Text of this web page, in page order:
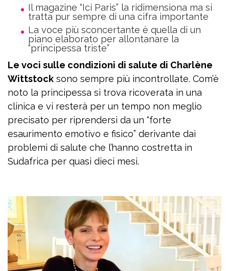
Il magazine “Ici Paris” la ridimensiona ma si
tratta pur sempre di una cifra importante
La voce più sconcertante è quella di un
piano elaborato per allontanare la
“principessa triste”
Le voci sulle condizioni di salute di Charlène
Wittstock sono sempre più incontrollate. Com’è
noto la principessa si trova ricoverata in una
clinica e vi resterà per un tempo non meglio
precisato per riprendersi da un “forte
esaurimento emotivo e fisico” derivante dai
problemi di salute che l’hanno costretta in
Sudafrica per quasi dieci mesi.